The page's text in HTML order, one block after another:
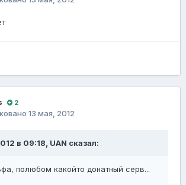
2
13 мая, 2012
в 09:18, UAN сказал:
полюбом какойто донатный серв...